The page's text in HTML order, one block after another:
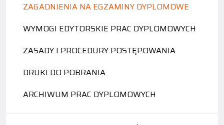
ZAGADNIENIA NA EGZAMINY DYPLOMOWE
WYMOGI EDYTORSKIE PRAC DYPLOMOWYCH
ZASADY I PROCEDURY POSTĘPOWANIA
DRUKI DO POBRANIA
ARCHIWUM PRAC DYPLOMOWYCH